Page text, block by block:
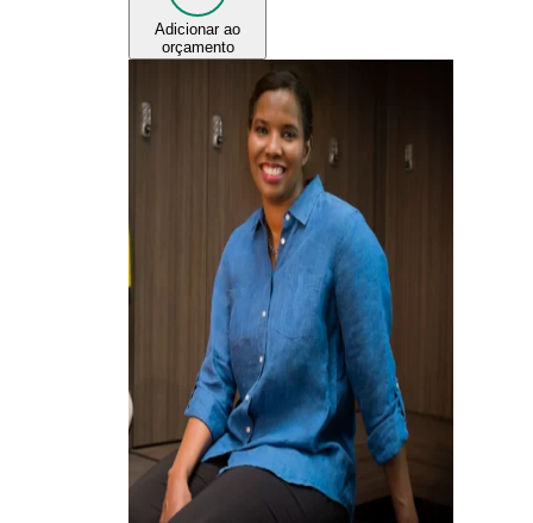
Adicionar ao
orçamento